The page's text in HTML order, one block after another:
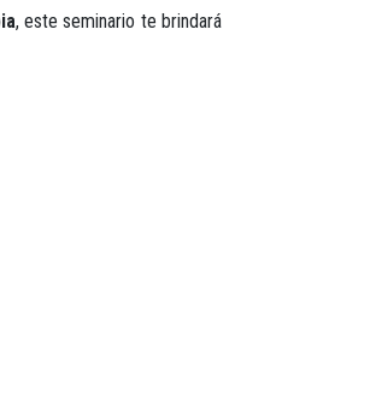
, este seminario te brindará